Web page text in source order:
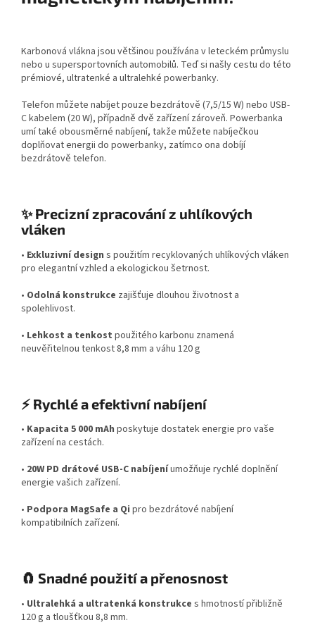
Karbonová vlákna jsou většinou používána v leteckém průmyslu
nebo u supersportovních automobilů. Teď si našly cestu do této
prémiové, ultratenké a ultralehké powerbanky.
Telefon můžete nabíjet pouze bezdrátově (7,5/15 W) nebo USB-
C kabelem (20 W), případně dvě zařízení zároveň. Powerbanka
umí také obousměrné nabíjení, takže můžete nabíječkou
doplňovat energii do powerbanky, zatímco ona dobíjí
bezdrátově telefon.
✨ Precizní zpracování z uhlíkových
vláken
• Exkluzivní design s použitím recyklovaných uhlíkových vláken
pro elegantní vzhled a ekologickou šetrnost.
• Odolná konstrukce zajišťuje dlouhou životnost a
spolehlivost.
• Lehkost a tenkost použitého karbonu znamená
neuvěřitelnou tenkost 8,8 mm a váhu 120 g
⚡ Rychlé a efektivní nabíjení
• Kapacita 5 000 mAh poskytuje dostatek energie pro vaše
zařízení na cestách.
• 20W PD drátové USB-C nabíjeníumožňuje rychlé doplnění
energie vašich zařízení.
• Podpora MagSafe a Qi pro bezdrátové nabíjení
kompatibilních zařízení.
🧲 Snadné použití a přenosnost
• Ultralehká a ultratenká konstrukce s hmotností přibližně
120 g a tloušťkou 8,8 mm.